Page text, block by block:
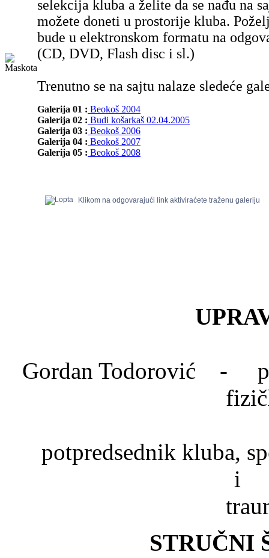
selekcija kluba a želite da se nađu na
možete doneti u prostorije kluba.
bude u elektronskom formatu na
(CD, DVD, Flash disc i sl.)
Trenutno se na sajtu nalaze sledeće
Galerija 01 : Beokoš 2004
Galerija 02 : Budi košarkaš 02.04.2005
Galerija 03 : Beokoš 2006
Galerija 04 : Beokoš 2007
Galerija 05 : Beokoš 2008
Klikom na odgovarajući link aktiviraćete traženu galeriju
Gordan Todorović -
potpredsednik kluba,
STRUČNI